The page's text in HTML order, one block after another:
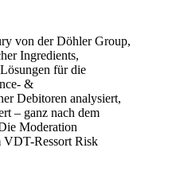
von der Döhler Group,
Ingredients,
für die
&
Debitoren analysiert,
– ganz nach dem
Moderation
Ressort Risk